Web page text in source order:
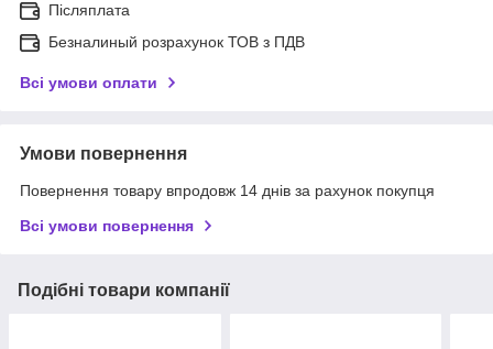
Післяплата
Безналиный розрахунок ТОВ з ПДВ
Всі умови оплати
Умови повернення
Повернення товару впродовж 14 днів за рахунок покупця
Всі умови повернення
Подібні товари компанії